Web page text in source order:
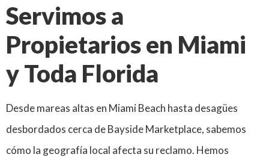
Servimos a
Propietarios en Miami
y Toda Florida
Desde mareas altas en Miami Beach hasta desagües
desbordados cerca de Bayside Marketplace, sabemos
cómo la geografía local afecta su reclamo. Hemos